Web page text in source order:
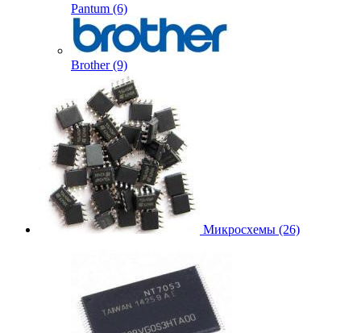
Pantum (6)
Brother (9)
Микросхемы (26)